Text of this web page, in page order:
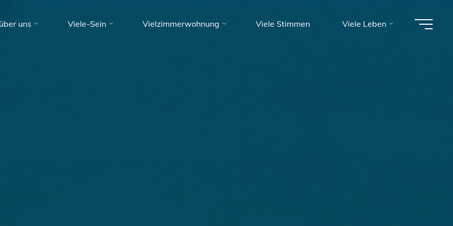
über uns Viele-Sein Vielzimmerwohnung Viele Stimmen Viele Leben